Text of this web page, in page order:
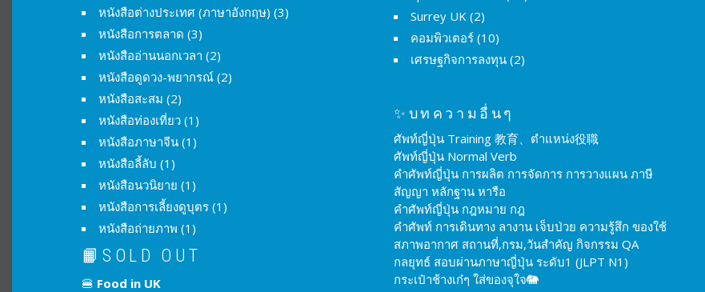
หนังสือต่างประเทศ (ภาษาอังกฤษ) (3)
หนังสือการตลาด (3)
หนังสืออ่านนอกเวลา (2)
หนังสือดูดวง-พยากรณ์ (2)
หนังสือสะสม (2)
หนังสือท่องเที่ยว (1)
หนังสือภาษาจีน (1)
หนังสือลี้ลับ (1)
หนังสือนวนิยาย (1)
หนังสือการเลี้ยงดูบุตร (1)
หนังสือถ่ายภาพ (1)
📙SOLD OUT
🍔 Food in UK
Surrey UK (2)
คอมพิวเตอร์ (10)
เศรษฐกิจการลงทุน (2)
✨บทความอื่นๆ
ศัพท์ญี่ปุ่น Training 教育、ตำแหน่ง役職
ศัพท์ญี่ปุ่น Normal Verb
คำศัพท์ญี่ปุ่น การผลิต การจัดการ การวางแผน ภาษี
สัญญา หลักฐาน หารือ
คำศัพท์ญี่ปุ่น กฎหมาย กฎ
คำศัพท์ การเดินทาง ลางาน เจ็บป่วย ความรู้สึก ของใช้
สภาพอากาศ สถานที่,กรม,วันสำคัญ กิจกรรม QA
กลยุทธ์ สอบผ่านภาษาญี่ปุ่น ระดับ1 (JLPT N1)
กระเป๋าช้างเก๋ๆ ใส่ของจุใจ🐘